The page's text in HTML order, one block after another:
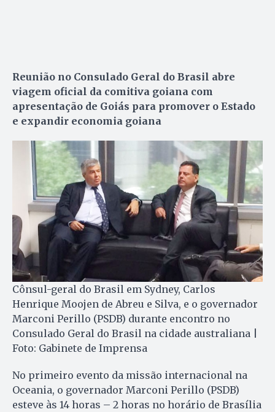
Reunião no Consulado Geral do Brasil abre
viagem oficial da comitiva goiana com
apresentação de Goiás para promover o Estado
e expandir economia goiana
Cônsul-geral do Brasil em Sydney, Carlos
Henrique Moojen de Abreu e Silva, e o governador
Marconi Perillo (PSDB) durante encontro no
Consulado Geral do Brasil na cidade australiana |
Foto: Gabinete de Imprensa
No primeiro evento da missão internacional na
Oceania, o governador Marconi Perillo (PSDB)
esteve às 14 horas – 2 horas no horário de Brasília